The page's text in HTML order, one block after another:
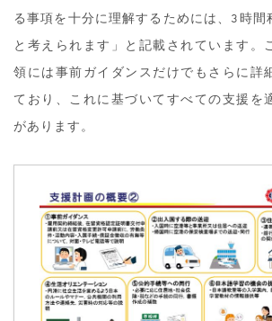
る事項を十分に理解するためには、3時間
と考えられます」と記載されています。
領には事前ガイダンスだけでもさらに詳
ており、これに基づいてすべての支援を
があります。